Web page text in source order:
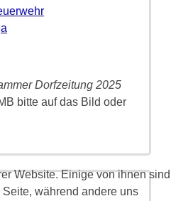
Dorfzeitung 2025
bitte auf das Bild oder
Website. Einige von ihnen sind
während andere uns